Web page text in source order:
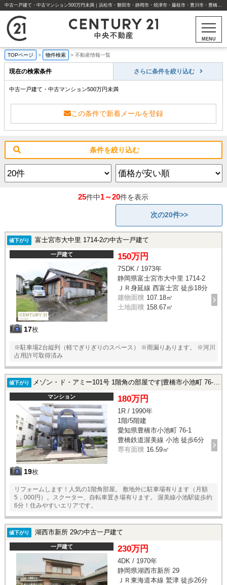
中古一戸建て・中古マンション500万円未満｜浜松市・磐田市・静岡市・焼津市・藤枝市・豊川市・豊橋市の不動産はセンチュリー21中央不動産
MENU
TOPページ > 物件検索 > 不動産情報一覧
現在の検索条件 さらに条件を絞り込む
中古一戸建て・中古マンション500万円未満
この条件で新着メールを登録
条件を絞り込む
25件中1～20件を表示
次の20件>>
値下がり 富士宮市大中里 1714-2の中古一戸建て
一戸建て
17枚
150万円
7SDK / 1973年
静岡県富士宮市大中里 1714-2
ＪＲ身延線 西富士宮 徒歩18分
建物面積 107.18㎡
土地面積 158.67㎡
※駐車場2台縦列（軽でぎりぎりのスペース） ※雨漏りあります。 ※河川
占用許可取得済み
値下がり メゾン・ド・アミー101号 1階角の部屋です|豊橋市小池町 76-1の中古マンション
マンション
19枚
180万円
1R / 1990年
1階/5階建
愛知県豊橋市小池町 76-1
豊橋鉄道渥美線 小池 徒歩6分
専有面積 16.59㎡
リフォームします！人気の1階角部屋。 敷地外に駐車場有ります（月額
5，000円）。スクーター、自転車置き場有ります。 渥美線小池駅徒歩約
6分！住みやすいエリアです。
値下がり 湖西市新所 29の中古一戸建て
一戸建て 230万円
4DK / 1970年
静岡県湖西市新所 29
ＪＲ東海道本線 鷲津 徒歩26分